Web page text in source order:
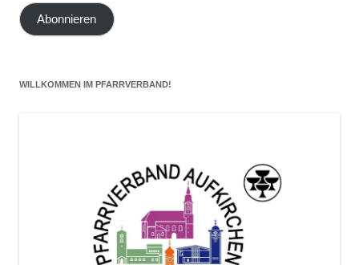
Mail-
Adresse
Abonnieren
WILLKOMMEN IM PFARRVERBAND!